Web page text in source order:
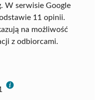
W serwisie Google
11 opinii.
na możliwość
z odbiorcami.